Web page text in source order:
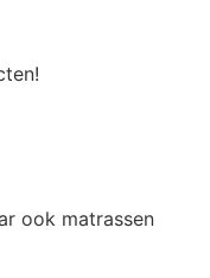
ook matrassen